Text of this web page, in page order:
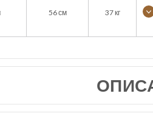
56см 37кг